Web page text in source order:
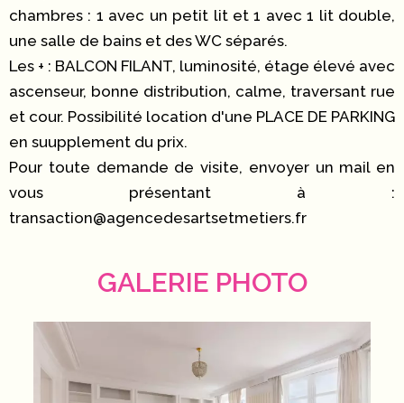
chambres : 1 avec un petit lit et 1 avec 1 lit double,
une salle de bains et des WC séparés.
Les + : BALCON FILANT, luminosité, étage élevé avec
ascenseur, bonne distribution, calme, traversant rue
et cour. Possibilité location d'une PLACE DE PARKING
en suupplement du prix.
Pour toute demande de visite, envoyer un mail en
vous présentant à :
transaction@agencedesartsetmetiers.fr
GALERIE PHOTO